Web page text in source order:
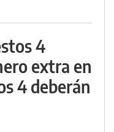
4
extra en
4 deberán